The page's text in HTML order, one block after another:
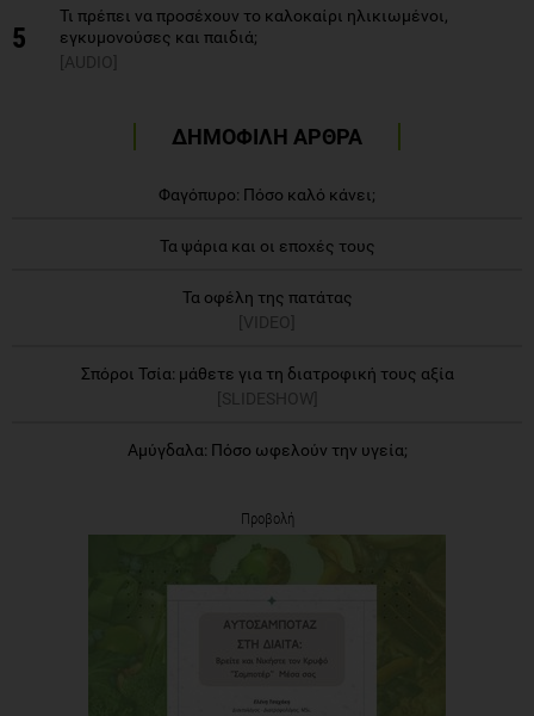
5
Τι πρέπει να προσέχουν το καλοκαίρι ηλικιωμένοι,
εγκυμονούσες και παιδιά;
[AUDIO]
ΔΗΜΟΦΙΛΗ ΑΡΘΡΑ
Φαγόπυρο: Πόσο καλό κάνει;
Τα ψάρια και οι εποχές τους
Τα οφέλη της πατάτας
[VIDEO]
Σπόροι Τσία: μάθετε για τη διατροφική τους αξία
[SLIDESHOW]
Αμύγδαλα: Πόσο ωφελούν την υγεία;
Προβολή